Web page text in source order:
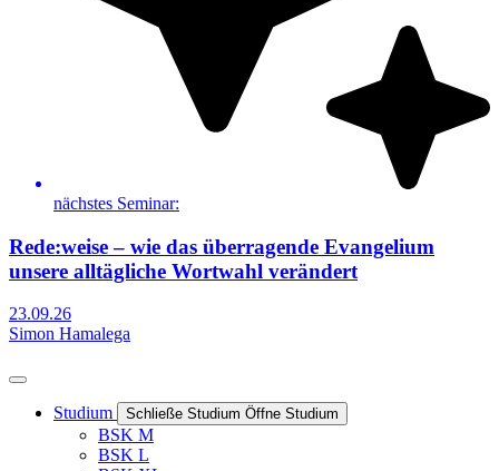
nächstes Seminar:
Rede:weise – wie das überragende Evangelium
unsere alltägliche Wortwahl verändert
23.09.26
Simon Hamalega
Studium Schließe Studium Öffne Studium
BSK M
BSK L